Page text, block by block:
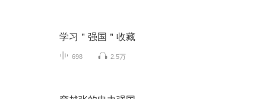
学习＂强国＂收藏
698 2.5万